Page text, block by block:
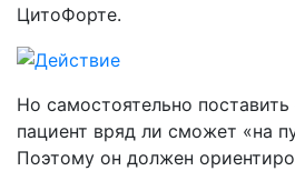
ЦитоФорте.
Но самостоятельно поставить
пациент вряд ли сможет «на
Поэтому он должен